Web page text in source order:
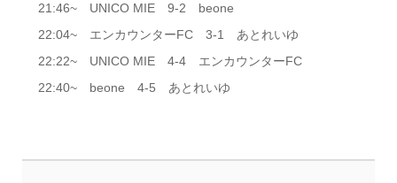
21:46~ UNICO MIE 9-2 beone
22:04~ エンカウンターFC 3-1 あとれいゆ
22:22~ UNICO MIE 4-4 エンカウンターFC
22:40~ beone 4-5 あとれいゆ